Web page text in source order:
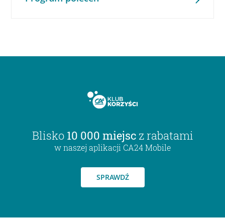
Blisko 10 000 miejsc z rabatami
w naszej aplikacji CA24 Mobile
SPRAWDŹ